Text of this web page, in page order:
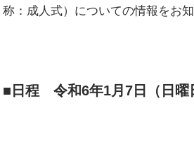
称：成人式）についての情報をお
■日程 令和6年1月7日（日曜